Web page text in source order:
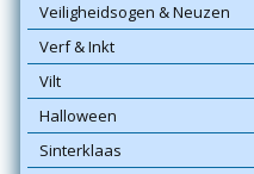
Veiligheidsogen & Neuzen
Verf & Inkt
Vilt
Halloween
Sinterklaas